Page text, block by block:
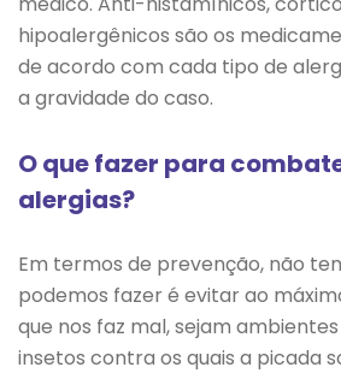
hipoalergênicos são os
de acordo com cada tipo de
a gravidade do caso.
O que fazer para
alergias?
Em termos de prevenção, não
podemos fazer é evitar ao
que nos faz mal, sejam
insetos contra os quais a picada